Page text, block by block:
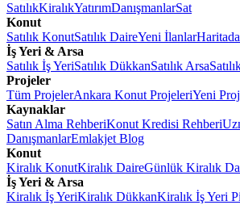
SatılıkKiralıkYatırımDanışmanlarSat
Konut
Satılık KonutSatılık DaireYeni İlanlar
İş Yeri & Arsa
Satılık İş YeriSatılık DükkanSatılık Arsa
Projeler
Tüm ProjelerAnkara Konut ProjeleriYeni
Kaynaklar
Satın Alma RehberiKonut Kredisi Rehberi
DanışmanlarEmlakjet Blog
Konut
Kiralık KonutKiralık DaireGünlük Kiralık
İş Yeri & Arsa
Kiralık İş YeriKiralık DükkanKiralık İş Yeri